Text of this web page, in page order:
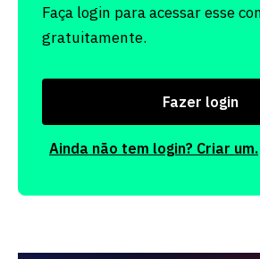
Faça login para acessar esse
gratuitamente.
Fazer login
Ainda não tem login? Criar um.